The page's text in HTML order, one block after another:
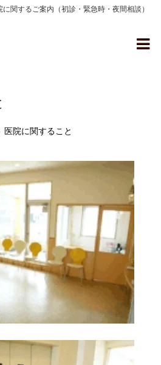
に関するご案内（初診・緊急時・夜間相談）
医院に関すること